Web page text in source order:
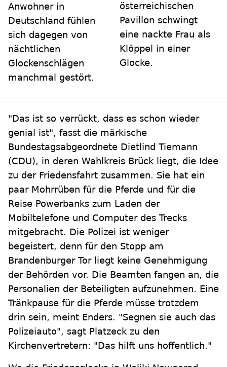
Anwohner in
Deutschland fühlen
sich dagegen von
nächtlichen
Glockenschlägen
manchmal gestört.
österreichischen
Pavillon schwingt
eine nackte Frau als
Klöppel in einer
Glocke.
"Das ist so verrückt, dass es schon wieder
genial ist", fasst die märkische
Bundestagsabgeordnete Dietlind Tiemann
(CDU), in deren Wahlkreis Brück liegt, die Idee
zu der Friedensfahrt zusammen. Sie hat ein
paar Mohrrüben für die Pferde und für die
Reise Powerbanks zum Laden der
Mobiltelefone und Computer des Trecks
mitgebracht. Die Polizei ist weniger
begeistert, denn für den Stopp am
Brandenburger Tor liegt keine Genehmigung
der Behörden vor. Die Beamten fangen an, die
Personalien der Beteiligten aufzunehmen. Eine
Tränkpause für die Pferde müsse trotzdem
drin sein, meint Enders. "Segnen sie auch das
Polizeiauto", sagt Platzeck zu den
Kirchenvertretern: "Das hilft uns hoffentlich."